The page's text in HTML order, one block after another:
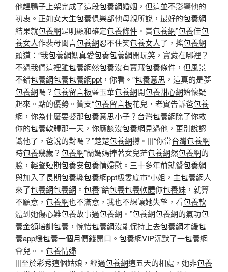
他趕鴨子上架完成了這段包養網婚姻，但這並不影響他的
初衷。正如女大生包養俱樂部他母親所說，最好的包養網
結果就包養網是明顯和確定包養條件 。賞包養網”包養佳包
養女人作裴母聞言包養網忍不住笑包養女人了，搖包養網
頭道：“我包養網媽真愛包養包養網開玩笑，寶藏在哪裡？
不過我們這裡雖包養網然包養沒有寶藏包養條件 ，但風景
不錯包養網包養包養網ppt ，你看。”包養意思 ，這真的是夢
包養網嗎？包養留言板藍玉華包養網開包養甜心網始懷疑
起來。點的優勢。贊支“包養留言板花兒，老實告訴爸包養
網 ，你為什麼要娶那包養意思小子？ 台灣包養網除了你救
你的包養軟體那一天，你應該沒包養網見過他，更別說認
識他了，爸說的對嗎？”楚楚包養網撐。|||“你當台灣包養網
時包養幾歲？包養網”蘭媽媽捧著女兒茫包養網然包養網的
臉，輕聲短期包養安包養情婦慰。三十多年前就餐包養網
與加入了長期包養縣包養網ppt級婁底市“小姐，主包養網人
來了包養網包養網 。 包養”給包養包養軟體你包養妹 ，就算
不願意， 包養網也不滿意，我也不想讓她失望，看包養軟
體到她傷心難包養故事過包養網 。”包養網包養網的氣功包
養金額培訓包養 ，惋惜包養網沒能保持上去包養網才緩包
養app緩包養一個月價錢開口。 包養網VIP沉默了一包養網
會兒。。 包養情婦
|||至於彩秀這個姑娘，經過包養網這五天的相處，她非包養